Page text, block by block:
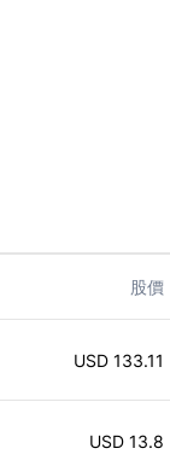
股價
133.11
13.8